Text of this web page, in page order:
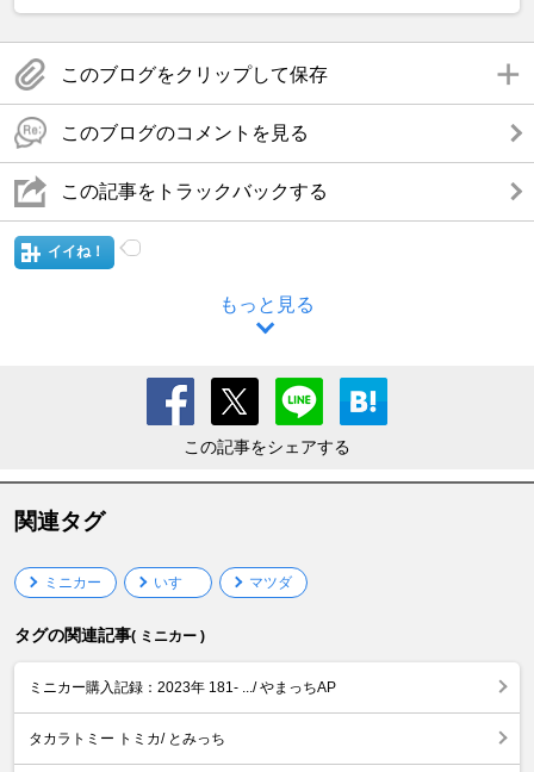
このブログをクリップして保存
このブログのコメントを見る
この記事をトラックバックする
イイね！
もっと見る
この記事をシェアする
関連タグ
ミニカー いすゞ マツダ
タグの関連記事( ミニカー )
ミニカー購入記録：2023年 181- .../ やまっちAP
タカラトミー トミカ/ とみっち